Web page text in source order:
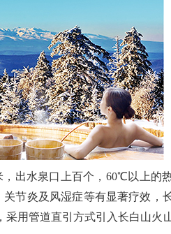
出水泉口上百个，60℃以上的
节炎及风湿症等有显著疗效，
采用管道直引方式引入长白山火